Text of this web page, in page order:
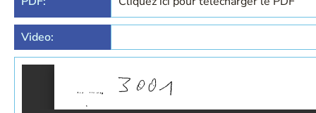
Video: